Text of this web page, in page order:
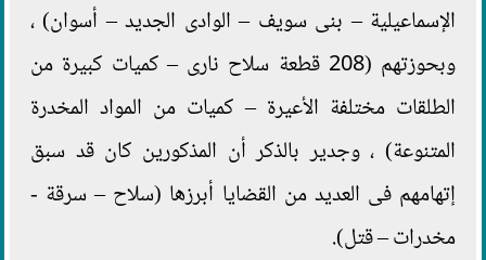
الإسماعيلية – بنى سويف – الوادى الجديد – أسوان) ،
وبحوزتهم (208 قطعة سلاح نارى – كميات كبيرة من
الطلقات مختلفة الأعيرة – كميات من المواد المخدرة
المتنوعة) ، وجدير بالذكر أن المذكورين كان قد سبق
إتهامهم فى العديد من القضايا أبرزها (سلاح – سرقة -
مخدرات – قتل).